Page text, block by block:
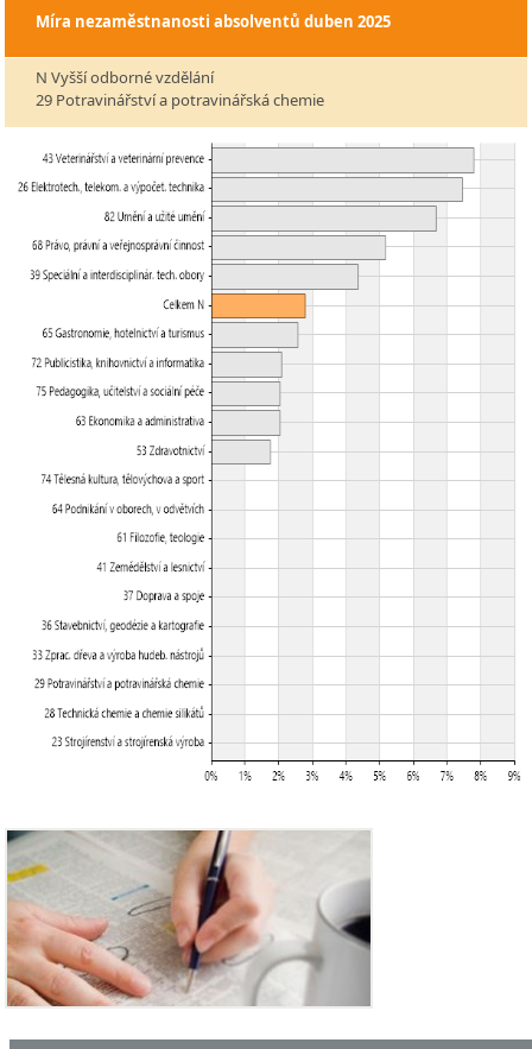
Míra nezaměstnanosti absolventů duben 2025
N Vyšší odborné vzdělání
29 Potravinářství a potravinářská chemie